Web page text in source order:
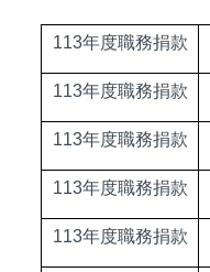
113年度職務捐款
113年度職務捐款
113年度職務捐款
113年度職務捐款
113年度職務捐款